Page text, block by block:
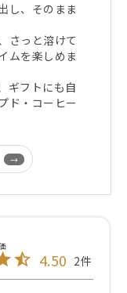
し、そのまま
さっと溶けて
ムを楽しめま
ギフトにも自
ド・コーヒー
4.50 2